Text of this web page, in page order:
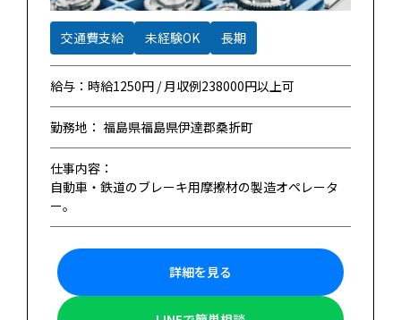
交通費支給 未経験OK 長期
給与：時給1250円 / 月収例238000円以上可
勤務地： 福島県福島県伊達郡桑折町
仕事内容：
自動車・鉄道のブレーキ用摩擦材の製造オペレータ
ー。
詳細を見る